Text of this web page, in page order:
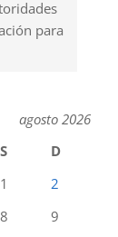
para
agosto 2026
S
D
1
2
8
9